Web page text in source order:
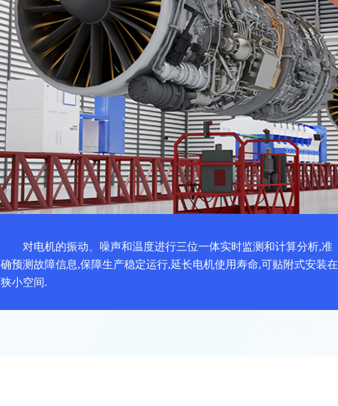
对电机的振动、噪声和温度进行三位一体实时监测和计算分析,准
确预测故障信息,保障生产稳定运行,延长电机使用寿命,可贴附式安装在
狭小空间.